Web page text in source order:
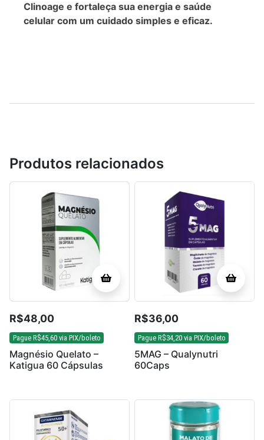
Clinoage e fortaleça sua energia e saúde
celular com um cuidado simples e eficaz.
Produtos relacionados
R$48,00
Pague R$45,60 via PIX/boleto
Magnésio Quelato –
Katigua 60 Cápsulas
R$36,00
Pague R$34,20 via PIX/boleto
5MAG – Qualynutri
60Caps